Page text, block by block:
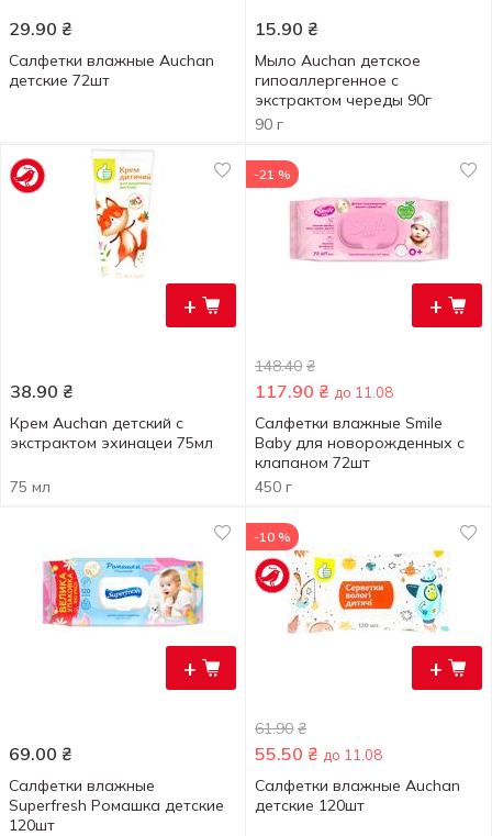
29.90 ₴
Салфетки влажные Auchan
детские 72шт
15.90 ₴
Мыло Auchan детское
гипоаллергенное с
экстрактом череды 90г
90 г
+
38.90 ₴
Крем Auchan детский с
экстрактом эхинацеи 75мл
75 мл
+
-21 %
148.40 ₴
117.90 ₴ до 11.08
Салфетки влажные Smile
Baby для новорожденных с
клапаном 72шт
450 г
+
69.00 ₴
Салфетки влажные
Superfresh Ромашка детские
120шт
+
-10 %
61.90 ₴
55.50 ₴ до 11.08
Салфетки влажные Auchan
детские 120шт